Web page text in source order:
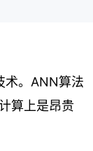
术。ANN算法
算上是昂贵